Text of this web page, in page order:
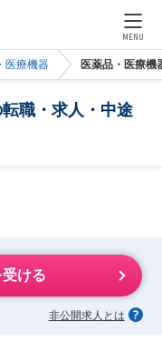
MENU
医療機器 医薬品・医療機
職・求人・中途
ける
非公開求人とは